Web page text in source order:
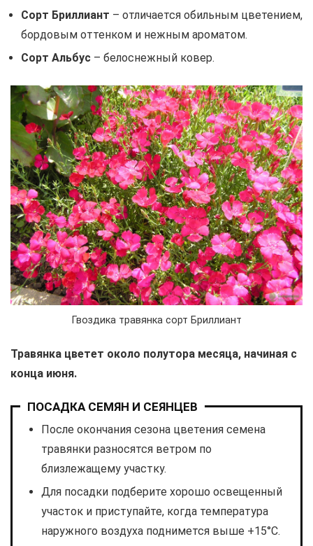
Сорт Бриллиант – отличается обильным цветением,
бордовым оттенком и нежным ароматом.
Сорт Альбус – белоснежный ковер.
Гвоздика травянка сорт Бриллиант
Травянка цветет около полутора месяца, начиная с
конца июня.
ПОСАДКА СЕМЯН И СЕЯНЦЕВ
После окончания сезона цветения семена
травянки разносятся ветром по
близлежащему участку.
Для посадки подберите хорошо освещенный
участок и приступайте, когда температура
наружного воздуха поднимется выше +15°С.